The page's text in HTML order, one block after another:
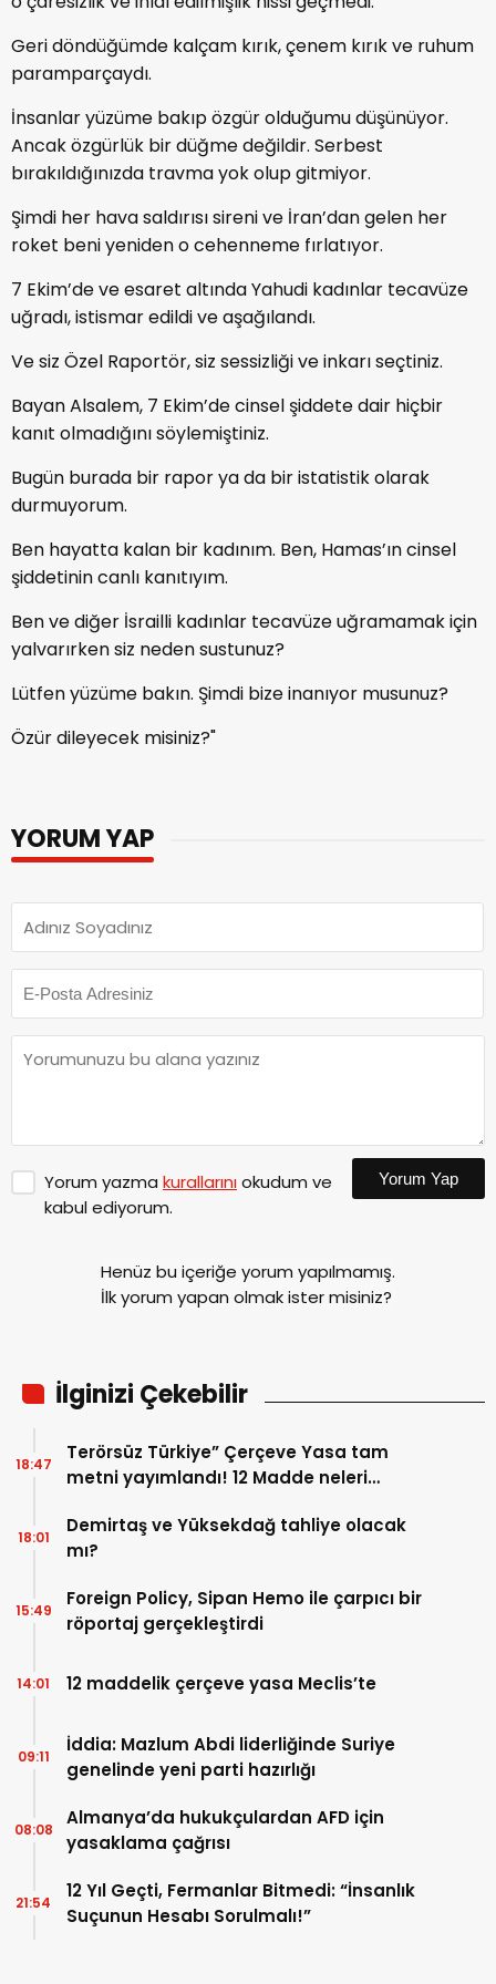
Geri döndüğümde kalçam kırık, çenem kırık ve ruhum
paramparçaydı.
İnsanlar yüzüme bakıp özgür olduğumu düşünüyor.
Ancak özgürlük bir düğme değildir. Serbest
bırakıldığınızda travma yok olup gitmiyor.
Şimdi her hava saldırısı sireni ve İran’dan gelen her
roket beni yeniden o cehenneme fırlatıyor.
7 Ekim’de ve esaret altında Yahudi kadınlar tecavüze
uğradı, istismar edildi ve aşağılandı.
Ve siz Özel Raportör, siz sessizliği ve inkarı seçtiniz.
Bayan Alsalem, 7 Ekim’de cinsel şiddete dair hiçbir
kanıt olmadığını söylemiştiniz.
Bugün burada bir rapor ya da bir istatistik olarak
durmuyorum.
Ben hayatta kalan bir kadınım. Ben, Hamas’ın cinsel
şiddetinin canlı kanıtıyım.
Ben ve diğer İsrailli kadınlar tecavüze uğramamak için
yalvarırken siz neden sustunuz?
Lütfen yüzüme bakın. Şimdi bize inanıyor musunuz?
Özür dileyecek misiniz?"
YORUM YAP
Yorum yazma kurallarınıokudum ve
kabul ediyorum.
Yorum Yap
Henüz bu içeriğe yorum yapılmamış.
İlk yorum yapan olmak ister misiniz?
İlginizi Çekebilir
Terörsüz Türkiye” Çerçeve Yasa tam
metni yayımlandı! 12 Madde neleri
18:47
Demirtaş ve Yüksekdağ tahliye olacak
mı?
18:01
Foreign Policy, Sipan Hemo ile çarpıcı bir
röportaj gerçekleştirdi
15:49
12 maddelik çerçeve yasa Meclis’te
14:01
İddia: Mazlum Abdi liderliğinde Suriye
genelinde yeni parti hazırlığı
09:11
Almanya’da hukukçulardan AFD için
yasaklama çağrısı
08:08
12 Yıl Geçti, Fermanlar Bitmedi: “İnsanlık
Suçunun Hesabı Sorulmalı!”
21:54